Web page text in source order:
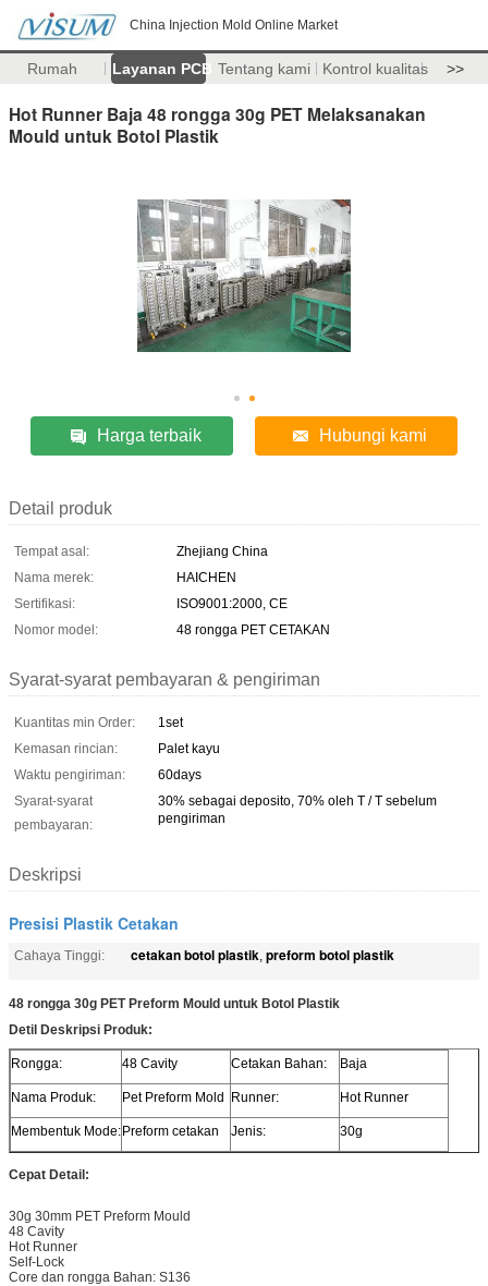
China Injection Mold Online Market
Rumah Layanan PCB Tentang kami Kontrol kualitas >>
Hot Runner Baja 48 rongga 30g PET Melaksanakan
Mould untuk Botol Plastik
Harga terbaik Hubungi kami
Detail produk
Tempat asal:
Zhejiang China
Nama merek:
HAICHEN
Sertifikasi:
ISO9001:2000, CE
Nomor model:
48 rongga PET CETAKAN
Syarat-syarat pembayaran & pengiriman
Kuantitas min Order:
1set
Kemasan rincian:
Palet kayu
Waktu pengiriman:
60days
Syarat-syarat
pembayaran:
30% sebagai deposito, 70% oleh T / T sebelum
pengiriman
Deskripsi
Presisi Plastik Cetakan
Cahaya Tinggi: cetakan botol plastik, preform botol plastik
48 rongga 30g PET Preform Mould untuk Botol Plastik
Detil Deskripsi Produk:
Rongga: 48 Cavity Cetakan Bahan: Baja
Nama Produk: Pet Preform Mold Runner: Hot Runner
Membentuk Mode:Preform cetakan Jenis: 30g
Cepat Detail:
30g 30mm PET Preform Mould
48 Cavity
Hot Runner
Self-Lock
Core dan rongga Bahan: S136